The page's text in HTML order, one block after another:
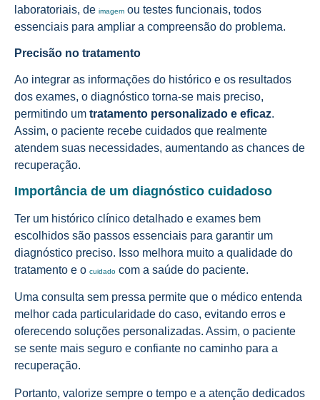
laboratoriais, de imagem ou testes funcionais, todos
essenciais para ampliar a compreensão do problema.
Precisão no tratamento
Ao integrar as informações do histórico e os resultados
dos exames, o diagnóstico torna-se mais preciso,
permitindo um tratamento personalizado e eficaz.
Assim, o paciente recebe cuidados que realmente
atendem suas necessidades, aumentando as chances de
recuperação.
Importância de um diagnóstico cuidadoso
Ter um histórico clínico detalhado e exames bem
escolhidos são passos essenciais para garantir um
diagnóstico preciso. Isso melhora muito a qualidade do
tratamento e o cuidado com a saúde do paciente.
Uma consulta sem pressa permite que o médico entenda
melhor cada particularidade do caso, evitando erros e
oferecendo soluções personalizadas. Assim, o paciente
se sente mais seguro e confiante no caminho para a
recuperação.
Portanto, valorize sempre o tempo e a atenção dedicados